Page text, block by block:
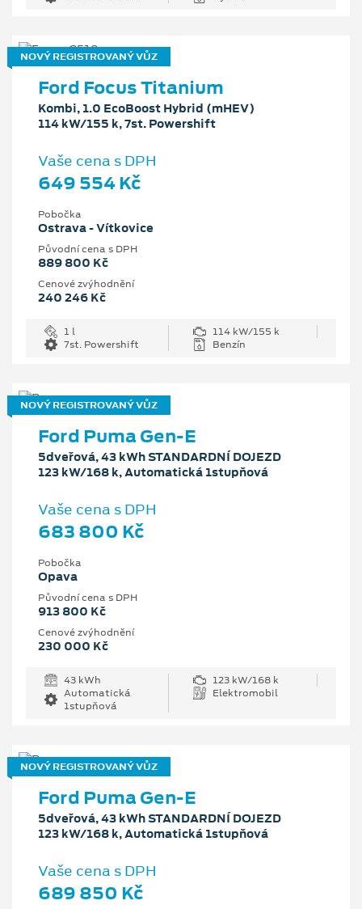
NOVÝ REGISTROVANÝ VŮZ
Ford Focus Titanium
Kombi, 1.0 EcoBoost Hybrid (mHEV)
114 kW/155 k, 7st. Powershift
Vaše cena s DPH
649 554 Kč
Pobočka
Ostrava - Vítkovice
Původní cena s DPH
889 800 Kč
Cenové zvýhodnění
240 246 Kč
1 l
114 kW/155 k
7st. Powershift
Benzín
NOVÝ REGISTROVANÝ VŮZ
Ford Puma Gen-E
5dveřová, 43 kWh STANDARDNÍ DOJEZD
123 kW/168 k, Automatická 1stupňová
Vaše cena s DPH
683 800 Kč
Pobočka
Opava
Původní cena s DPH
913 800 Kč
Cenové zvýhodnění
230 000 Kč
43 kWh
123 kW/168 k
Automatická
1stupňová
Elektromobil
NOVÝ REGISTROVANÝ VŮZ
Ford Puma Gen-E
5dveřová, 43 kWh STANDARDNÍ DOJEZD
123 kW/168 k, Automatická 1stupňová
Vaše cena s DPH
689 850 Kč